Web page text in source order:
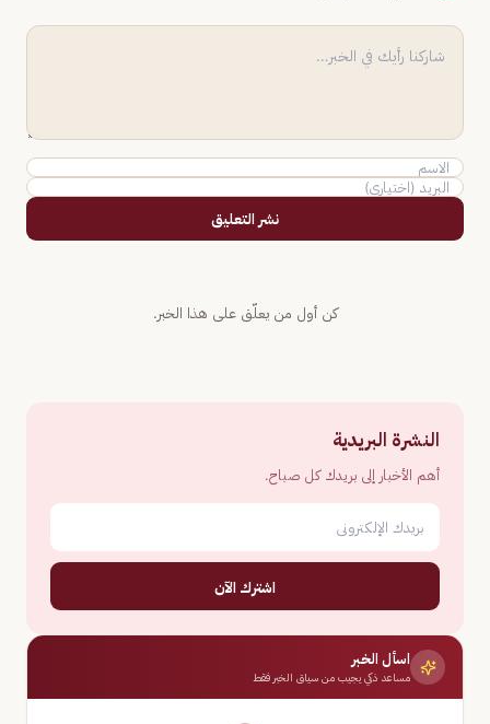
نشر التعليق
كن أول من يعلّق على هذا الخبر.
النشرة البريدية
أهم الأخبار إلى بريدك كل صباح.
اشترك الآن
اسأل الخبر
مساعد ذكي يجيب من سياق الخبر فقط